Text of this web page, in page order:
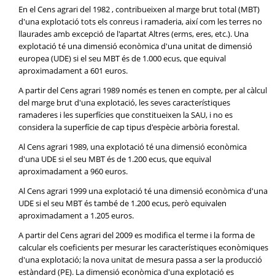
En el Cens agrari del 1982 , contribueixen al marge brut total (MBT)
d'una explotació tots els conreus i ramaderia, així com les terres no
llaurades amb excepció de l'apartat Altres (erms, eres, etc.). Una
explotació té una dimensió econòmica d'una unitat de dimensió
europea (UDE) si el seu MBT és de 1.000 ecus, que equival
aproximadament a 601 euros.
A partir del Cens agrari 1989 només es tenen en compte, per al càlcul
del marge brut d'una explotació, les seves característiques
ramaderes i les superfícies que constitueixen la SAU, i no es
considera la superfície de cap tipus d'espècie arbòria forestal.
Al Cens agrari 1989, una explotació té una dimensió econòmica
d'una UDE si el seu MBT és de 1.200 ecus, que equival
aproximadament a 960 euros.
Al Cens agrari 1999 una explotació té una dimensió econòmica d'una
UDE si el seu MBT és també de 1.200 ecus, però equivalen
aproximadament a 1.205 euros.
A partir del Cens agrari del 2009 es modifica el terme i la forma de
calcular els coeficients per mesurar les característiques econòmiques
d'una explotació; la nova unitat de mesura passa a ser la producció
estàndard (PE). La dimensió econòmica d'una explotació es